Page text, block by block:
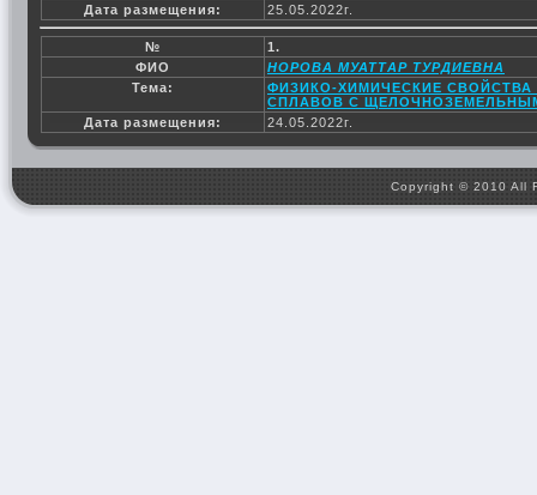
Дата размещения:
25.05.2022г.
№
1.
ФИО
НОРОВА МУАТТАР ТУРДИЕВНА
Тема:
ФИЗИКО-ХИМИЧЕСКИЕ
СПЛАВОВ С
Дата размещения:
24.05.2022г.
Copyright © 2010 All